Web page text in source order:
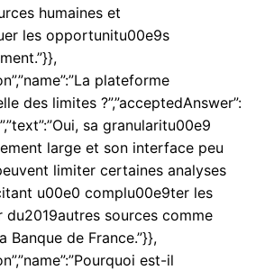
humaines et
les opportunitu00e9s
plateforme
des limites ?”,”acceptedAnswer”:
sa granularitu00e9
large et son interface peu
limiter certaines analyses
u00e0 complu00e9ter les
du2019autres sources comme
Banque de France.”}},
est-il